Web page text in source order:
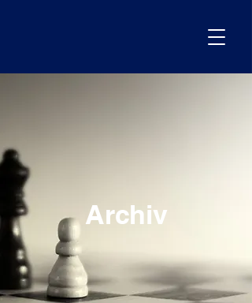
Archiv